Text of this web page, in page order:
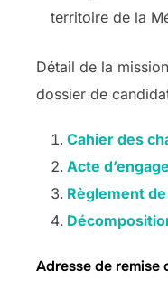
territoire de la
Détail de la
dossier de
Cahier des
Acte
Règlement
Adresse de remise